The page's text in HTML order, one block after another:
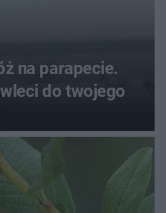
na parapecie.
do twojego